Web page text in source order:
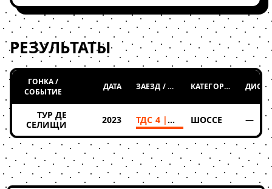
РЕЗУЛЬТАТЫ
ГОНКА /
СОБЫТИЕ
ДАТА ЗАЕЗД / ТАБЛИЦА КАТЕГОРИЯ
ТУР ДЕ
СЕЛИЩИ
2023 ТДС 4 | 2023 ШОССЕ —